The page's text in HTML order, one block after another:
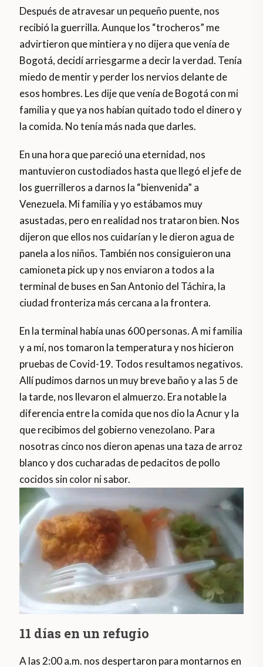
Después de atravesar un pequeño puente, nos
recibió la guerrilla. Aunque los “trocheros” me
advirtieron que mintiera y no dijera que venía de
Bogotá, decidí arriesgarme a decir la verdad. Tenía
miedo de mentir y perder los nervios delante de
esos hombres. Les dije que venía de Bogotá con mi
familia y que ya nos habían quitado todo el dinero y
la comida. No tenía más nada que darles.
En una hora que pareció una eternidad, nos
mantuvieron custodiados hasta que llegó el jefe de
los guerrilleros a darnos la “bienvenida” a
Venezuela. Mi familia y yo estábamos muy
asustadas, pero en realidad nos trataron bien. Nos
dijeron que ellos nos cuidarían y le dieron agua de
panela a los niños. También nos consiguieron una
camioneta pick up y nos enviaron a todos a la
terminal de buses en San Antonio del Táchira, la
ciudad fronteriza más cercana a la frontera.
En la terminal había unas 600 personas. A mi familia
y a mí, nos tomaron la temperatura y nos hicieron
pruebas de Covid-19. Todos resultamos negativos.
Allí pudimos darnos un muy breve baño y a las 5 de
la tarde, nos llevaron el almuerzo. Era notable la
diferencia entre la comida que nos dio la Acnur y la
que recibimos del gobierno venezolano. Para
nosotras cinco nos dieron apenas una taza de arroz
blanco y dos cucharadas de pedacitos de pollo
cocidos sin color ni sabor.
11 días en un refugio
A las 2:00 a.m. nos despertaron para montarnos en